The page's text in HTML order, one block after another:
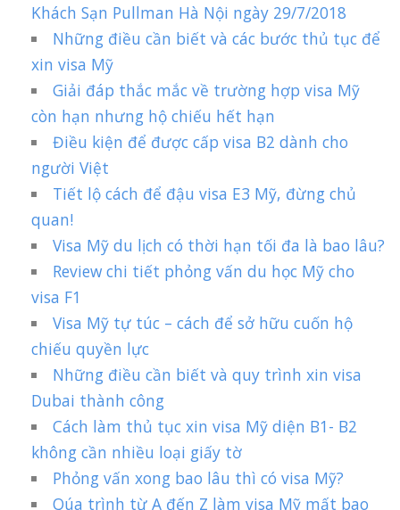
Khách Sạn Pullman Hà Nội ngày 29/7/2018
Những điều cần biết và các bước thủ tục để
xin visa Mỹ
Giải đáp thắc mắc về trường hợp visa Mỹ
còn hạn nhưng hộ chiếu hết hạn
Điều kiện để được cấp visa B2 dành cho
người Việt
Tiết lộ cách để đậu visa E3 Mỹ, đừng chủ
quan!
Visa Mỹ du lịch có thời hạn tối đa là bao lâu?
Review chi tiết phỏng vấn du học Mỹ cho
visa F1
Visa Mỹ tự túc – cách để sở hữu cuốn hộ
chiếu quyền lực
Những điều cần biết và quy trình xin visa
Dubai thành công
Cách làm thủ tục xin visa Mỹ diện B1- B2
không cần nhiều loại giấy tờ
Phỏng vấn xong bao lâu thì có visa Mỹ?
Qúa trình từ A đến Z làm visa Mỹ mất bao